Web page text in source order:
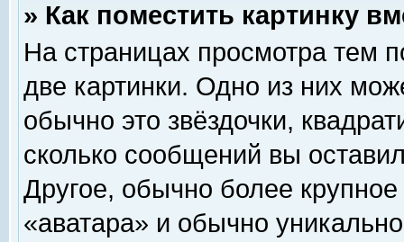
» Как поместить картинку
На страницах просмотра тем
две картинки. Одно из них
обычно это звёздочки,
сколько сообщений вы
Другое, обычно более
«аватара» и обычно